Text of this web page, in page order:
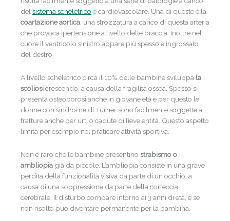
del sistema scheletrico e cardiovascolare. Una di queste è la
coartazione aortica , una strozzatura a carico di questa arteria
che provoca ipertensione a livello delle braccia. Inoltre nel
cuore il ventricolo sinistro appare più spesso e ingrossato
del destro.
A livello scheletrico circa il 10% delle bambine sviluppa la
scoliosicrescendo, a causa della fragilità ossea. Spesso si
presenta osteoporosi anche in giovane età e per questo le
donne con sindrome di Turner sono facilmente soggette a
fratture anche per urti o cadute di lieve entità. Questo aspetto
limita per esempio nel praticare attività sportiva.
Non è raro che le bambine presentino strabismo o
ambliopia già da piccole. L’ambliopia consiste in una grave
perdita della funzionalità visiva da parte di un occhio, a
causa di una soppressione da parte della corteccia
cerebrale. Il disturbo compare intorno ai 3 anni di età, e se
non risolto può diventare permanente per la bambina.